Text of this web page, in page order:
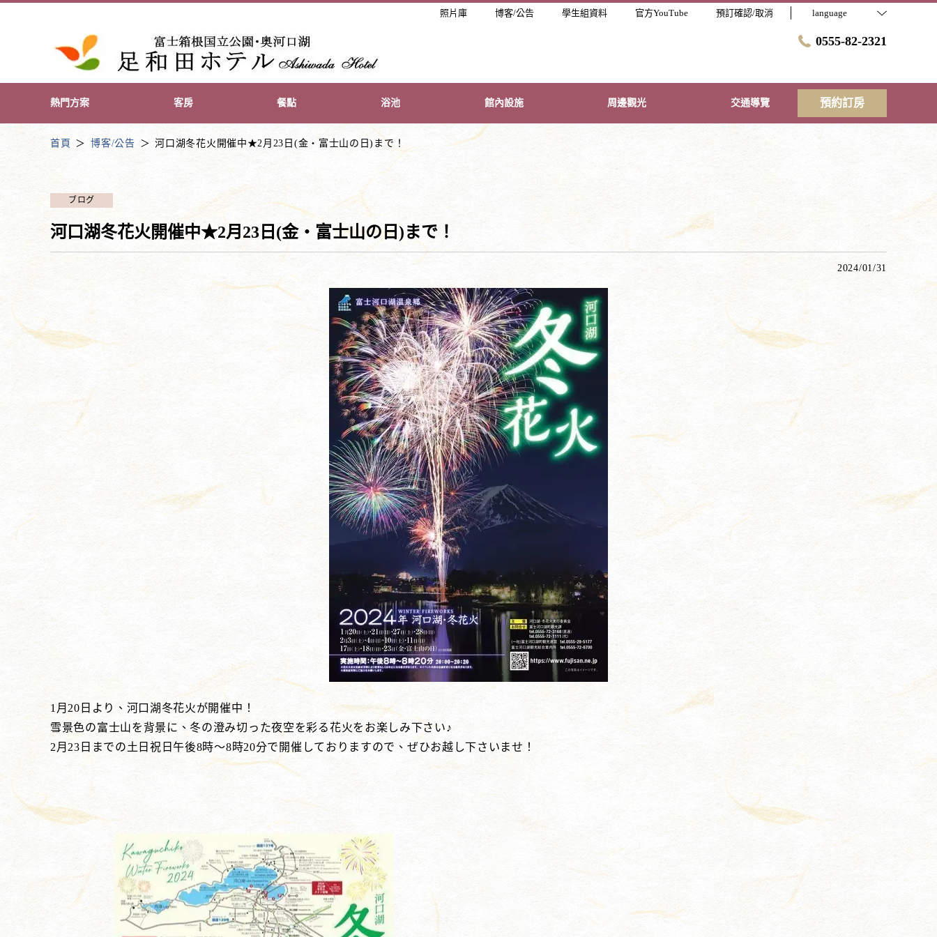
照片庫 博客/公告 學生組資料 官方YouTube 預訂確認/取消 language
0555-82-2321
熱門方案 客房 餐點 浴池 館內設施 周邊觀光 交通導覽 預約訂房
首頁 博客/公告 河口湖冬花火開催中★2月23日(金・富士山の日)まで！
ブログ
河口湖冬花火開催中★2月23日(金・富士山の日)まで！
2024/01/31
1月20日より、河口湖冬花火が開催中！
雪景色の富士山を背景に、冬の澄み切った夜空を彩る花火をお楽しみ下さい♪
2月23日までの土日祝日午後8時～8時20分で開催しておりますので、ぜひお越し下さいませ！